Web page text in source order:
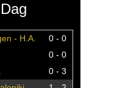
- H.A.
0 - 0
0 - 0
0 - 3